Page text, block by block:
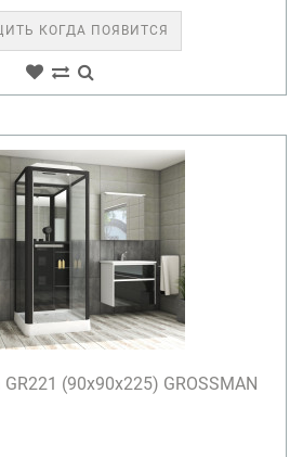
КОГДА ПОЯВИТСЯ
(90x90x225) GROSSMAN